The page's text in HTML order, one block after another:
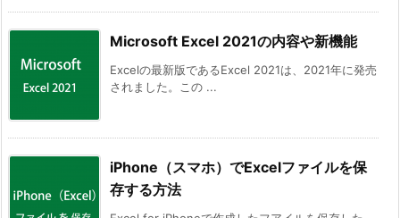
Microsoft Excel 2021の内容や新機能
Excelの最新版であるExcel 2021は、2021年に発売
されました。この ...
iPhone（スマホ）でExcelファイルを保
存する方法